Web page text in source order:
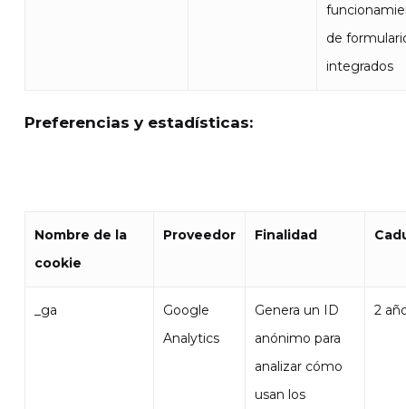
de
integrados
Preferencias y estadísticas:
Nombre de la
cookie
Proveedor Finalidad
_ga
Google
Analytics
Genera un ID
anónimo para
analizar cómo
usan los
2